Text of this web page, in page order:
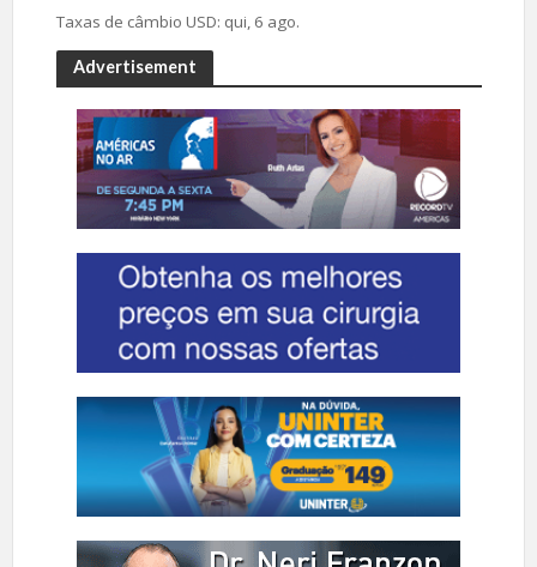
Taxas de câmbio USD: qui, 6 ago.
Advertisement